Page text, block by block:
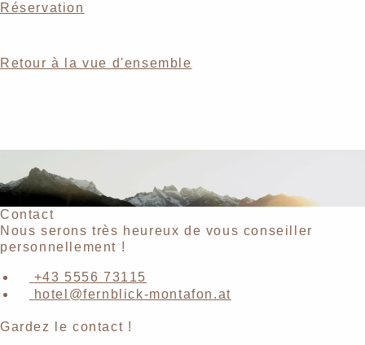
Réservation
Retour à la vue d'ensemble
Contact
Nous serons très heureux de vous conseiller
personnellement !
+43 5556 73115
hotel@fernblick-montafon.at
Gardez le contact !